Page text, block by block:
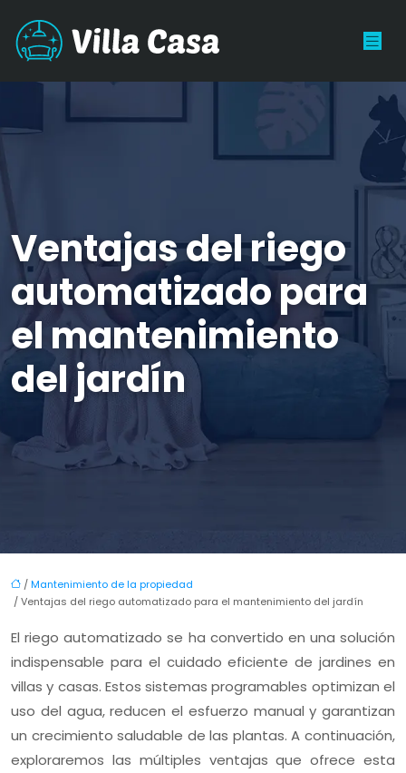
Ventajas del riego
automatizado para
el mantenimiento
del jardín
/Mantenimiento de la propiedad
/ Ventajas del riego automatizado para el mantenimiento del jardín
El riego automatizado se ha convertido en una solución
indispensable para el cuidado eficiente de jardines en
villas y casas. Estos sistemas programables optimizan el
uso del agua, reducen el esfuerzo manual y garantizan
un crecimiento saludable de las plantas. A continuación,
exploraremos las múltiples ventajas que ofrece esta